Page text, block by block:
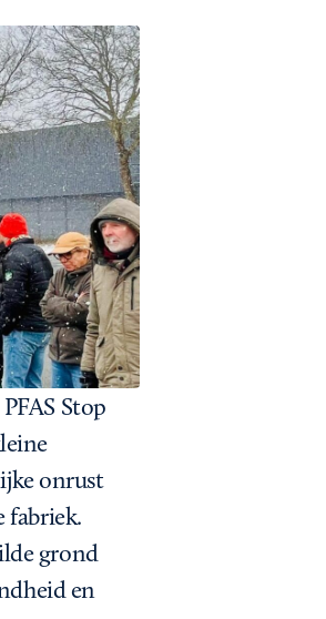
Stop
onrust
fabriek.
grond
en